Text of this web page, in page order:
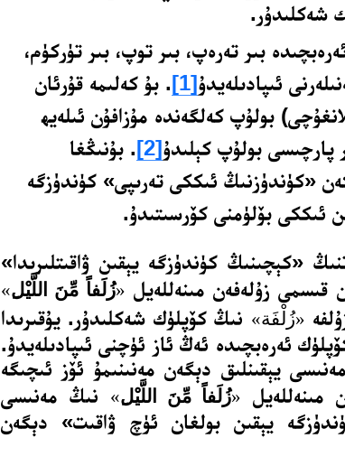
شەكلىدۇر.
بىر تەرەپ، بىر توپ، بىر تۈركۈم،
ئىپادىلەيدۇ[1]. بۇ كەلىمە قۇرئان
بولۇپ كەلگەندە مۇزافۇن ئىلەيھ
پارچىسى بولۇپ كېلىدۇ[2]. بۇنىڭغا
«كۈندۈزنىڭ ئىككى تەرىپى» كۈندۈزگە
ئىككى بۆلۈمنى كۆرسىتىدۇ.
«كېچىنىڭ كۈندۈزگە يېقىن ۋاقىتلىرىدا»
قىسمى زۇلەفەن مىنەللەيل «زُلَفاً مِّنَ اللَّيْل»
«زُلْفَة» نىڭ كۆپلۈك شەكلىدۇر. يۇقىرىدا
ئەرەبچىدە ئەڭ ئاز ئۈچنى ئىپادىلەيدۇ.
يېقىنلىق دېگەن مەنىنىمۇ ئۆز ئىچىگە
مىنەللەيل «زُلَفاً مِّنَ اللَّيْل»
نىڭ مەنىسى
يېقىن بولغان ئۈچ ۋاقىت» دېگەن